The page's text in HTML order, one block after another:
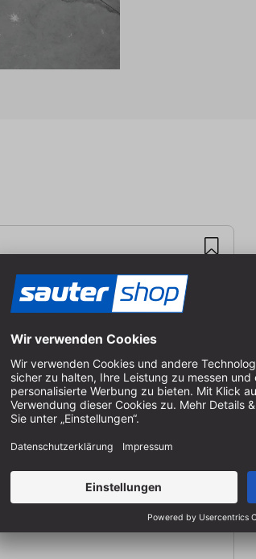
TRACER Tiefloch-Bleistift im
Holster
Markierung bis 145 mm Tiefe |
Hemd-/Hosenclip
Auf Lager, Lieferung in 1-2 Werktagen